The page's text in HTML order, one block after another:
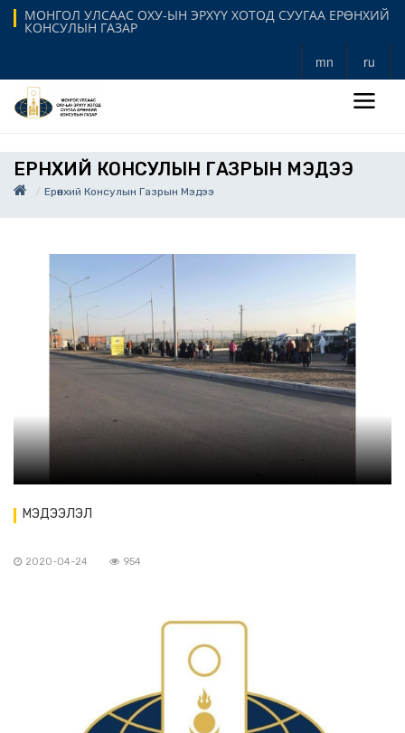
МОНГОЛ УЛСААС ОХУ-ЫН ЭРХҮҮ ХОТОД СУУГАА ЕРӨНХИЙ
КОНСУЛЫН ГАЗАР
mn ru
ЕРӨНХИЙ КОНСУЛЫН ГАЗРЫН МЭДЭЭ
Ерөнхий Консулын Газрын Мэдээ
МЭДЭЭЛЭЛ
2020-04-24 954